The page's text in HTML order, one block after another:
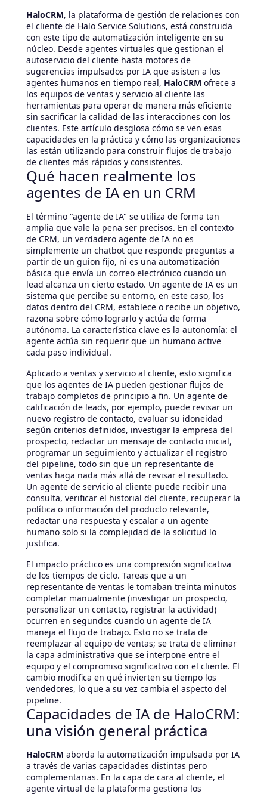
HaloCRM, la plataforma de gestión de relaciones con
el cliente de Halo Service Solutions, está construida
con este tipo de automatización inteligente en su
núcleo. Desde agentes virtuales que gestionan el
autoservicio del cliente hasta motores de
sugerencias impulsados por IA que asisten a los
agentes humanos en tiempo real, HaloCRM ofrece a
los equipos de ventas y servicio al cliente las
herramientas para operar de manera más eficiente
sin sacrificar la calidad de las interacciones con los
clientes. Este artículo desglosa cómo se ven esas
capacidades en la práctica y cómo las organizaciones
las están utilizando para construir flujos de trabajo
de clientes más rápidos y consistentes.
Qué hacen realmente los
agentes de IA en un CRM
El término "agente de IA" se utiliza de forma tan
amplia que vale la pena ser precisos. En el contexto
de CRM, un verdadero agente de IA no es
simplemente un chatbot que responde preguntas a
partir de un guion fijo, ni es una automatización
básica que envía un correo electrónico cuando un
lead alcanza un cierto estado. Un agente de IA es un
sistema que percibe su entorno, en este caso, los
datos dentro del CRM, establece o recibe un objetivo,
razona sobre cómo lograrlo y actúa de forma
autónoma. La característica clave es la autonomía: el
agente actúa sin requerir que un humano active
cada paso individual.
Aplicado a ventas y servicio al cliente, esto significa
que los agentes de IA pueden gestionar flujos de
trabajo completos de principio a fin. Un agente de
calificación de leads, por ejemplo, puede revisar un
nuevo registro de contacto, evaluar su idoneidad
según criterios definidos, investigar la empresa del
prospecto, redactar un mensaje de contacto inicial,
programar un seguimiento y actualizar el registro
del pipeline, todo sin que un representante de
ventas haga nada más allá de revisar el resultado.
Un agente de servicio al cliente puede recibir una
consulta, verificar el historial del cliente, recuperar la
política o información del producto relevante,
redactar una respuesta y escalar a un agente
humano solo si la complejidad de la solicitud lo
justifica.
El impacto práctico es una compresión significativa
de los tiempos de ciclo. Tareas que a un
representante de ventas le tomaban treinta minutos
completar manualmente (investigar un prospecto,
personalizar un contacto, registrar la actividad)
ocurren en segundos cuando un agente de IA
maneja el flujo de trabajo. Esto no se trata de
reemplazar al equipo de ventas; se trata de eliminar
la capa administrativa que se interpone entre el
equipo y el compromiso significativo con el cliente. El
cambio modifica en qué invierten su tiempo los
vendedores, lo que a su vez cambia el aspecto del
pipeline.
Capacidades de IA de HaloCRM:
una visión general práctica
HaloCRM aborda la automatización impulsada por IA
a través de varias capacidades distintas pero
complementarias. En la capa de cara al cliente, el
agente virtual de la plataforma gestiona los